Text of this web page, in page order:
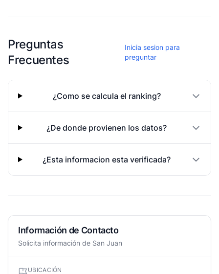
Preguntas
Frecuentes
Inicia sesion para
preguntar
¿Como se calcula el ranking?
¿De donde provienen los datos?
¿Esta informacion esta verificada?
Información de Contacto
Solicita información de San Juan
UBICACIÓN